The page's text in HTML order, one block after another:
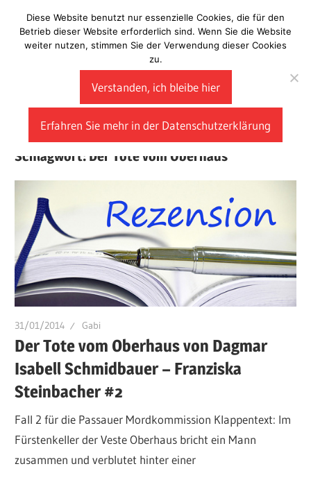
Inhalt
springen
Laberladen
Schlagwort: Der Tote vom Oberhaus
31/01/2014 Gabi
Der Tote vom Oberhaus von Dagmar
Isabell Schmidbauer – Franziska
Steinbacher #2
Fall 2 für die Passauer Mordkommission Klappentext: Im
Fürstenkeller der Veste Oberhaus bricht ein Mann
zusammen und verblutet hinter einer
Diese Website benutzt nur essenzielle Cookies, die für den
Betrieb dieser Website erforderlich sind. Wenn Sie die Website
weiter nutzen, stimmen Sie der Verwendung dieser Cookies
zu.
Verstanden, ich bleibe hier
Erfahren Sie mehr in der Datenschutzerklärung